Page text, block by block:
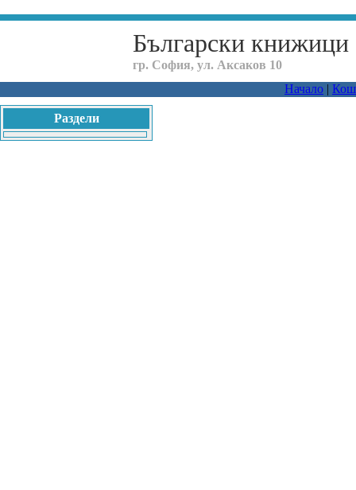
Български книжици
гр. София, ул. Аксаков 10
Начало |
Раздели